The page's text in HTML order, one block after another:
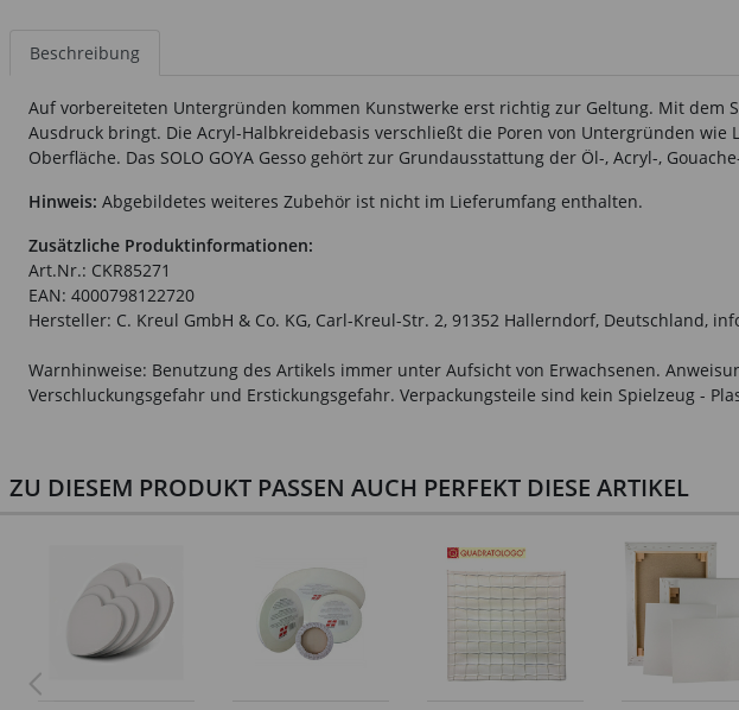
Beschreibung
Auf vorbereiteten Untergründen kommen Kunstwerke erst richtig zur Geltung. Mit dem
Ausdruck bringt. Die Acryl-Halbkreidebasis verschließt die Poren von Untergründen
Oberfläche. Das SOLO GOYA Gesso gehört zur Grundausstattung der Öl-, Acryl-,
Hinweis: Abgebildetes weiteres Zubehör ist nicht im Lieferumfang enthalten.
Zusätzliche Produktinformationen:
Art.Nr.: CKR85271
EAN: 4000798122720
Hersteller: C. Kreul GmbH & Co. KG, Carl-Kreul-Str. 2, 91352 Hallerndorf, Deutschland,
Warnhinweise: Benutzung des Artikels immer unter Aufsicht von Erwachsenen.
Verschluckungsgefahr und Erstickungsgefahr. Verpackungsteile sind kein Spielzeug -
ZU DIESEM PRODUKT PASSEN AUCH PERFEKT DIESE ARTIKEL